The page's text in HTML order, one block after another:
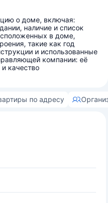
о доме, включая:
наличие и список
в доме,
такие как год
и использованные
компании: её
качество
по адресу